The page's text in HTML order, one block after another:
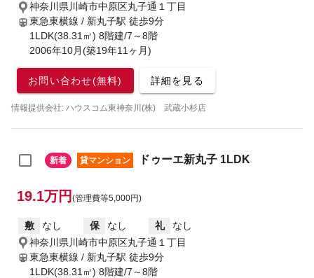
神奈川県川崎市中原区丸子通１丁目
東急東横線 / 新丸子駅 徒歩9分
1LDK(38.31㎡) 8階建/7～8階
2006年10月(築19年11ヶ月)
お問い合わせ(無料) 詳細を見る
情報提供会社: ハウスコム東神奈川(株) 武蔵小杉店
新着 貸マンション ドゥーエ新丸子 1LDK
19.1万円 (管理費等5,000円)
敷 なし 保 なし 礼
なし
神奈川県川崎市中原区丸子通１丁目
東急東横線 / 新丸子駅 徒歩9分
1LDK(38.31㎡) 8階建/7～8階